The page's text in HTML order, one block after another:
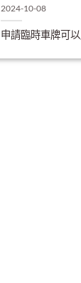
2024-10-08
申請臨時車牌可